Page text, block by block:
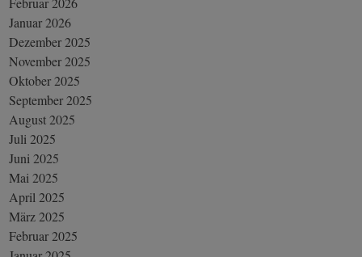
Januar 2026
Dezember 2025
November 2025
Oktober 2025
September 2025
August 2025
Juli 2025
Juni 2025
Mai 2025
April 2025
März 2025
Februar 2025